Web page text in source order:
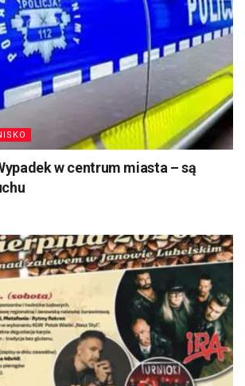
w centrum miasta – są